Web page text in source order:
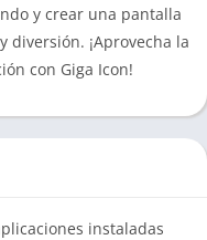
y crear una pantalla
diversión. ¡Aprovecha la
con Giga Icon!
instaladas